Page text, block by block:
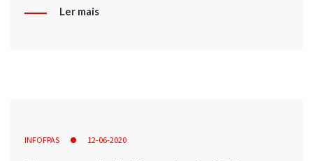
Ler mais
INFOFPAS 12-06-2020